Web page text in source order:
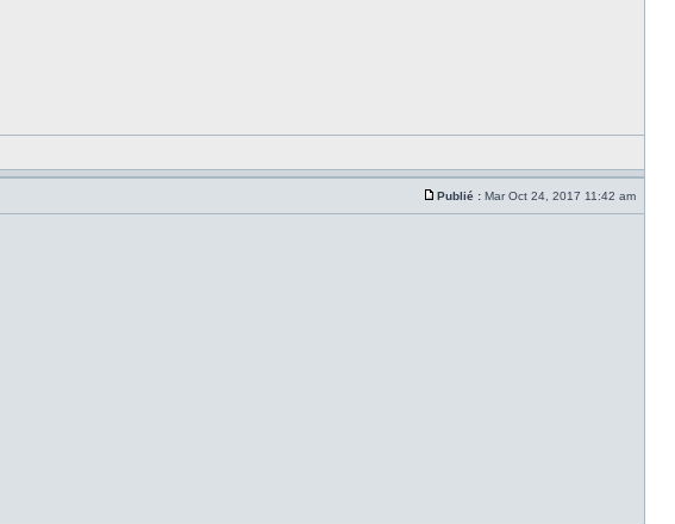
Publié : Mar Oct 24, 2017 11:42 am